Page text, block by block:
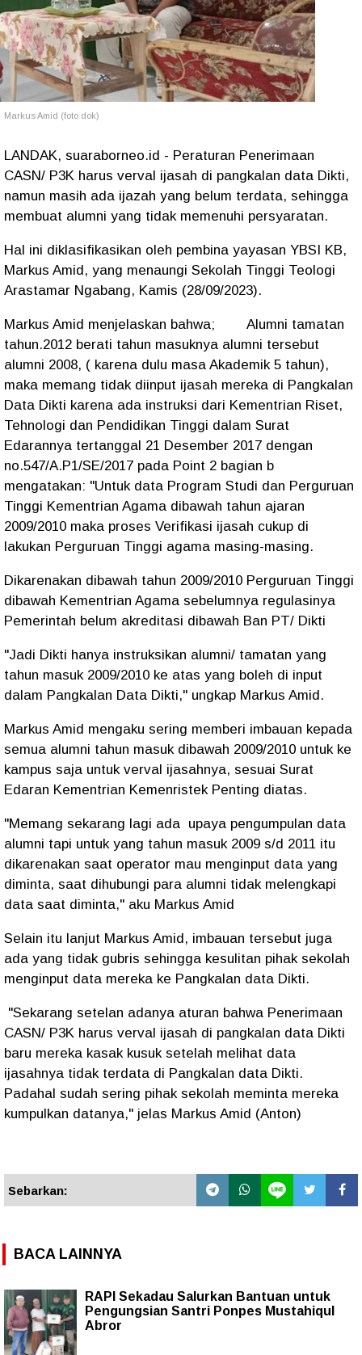
Markus Amid (foto dok)
LANDAK, suaraborneo.id - Peraturan Penerimaan
CASN/ P3K harus verval ijasah di pangkalan data Dikti,
namun masih ada ijazah yang belum terdata, sehingga
membuat alumni yang tidak memenuhi persyaratan.
Hal ini diklasifikasikan oleh pembina yayasan YBSI KB,
Markus Amid, yang menaungi Sekolah Tinggi Teologi
Arastamar Ngabang, Kamis (28/09/2023).
Markus Amid menjelaskan bahwa; Alumni tamatan
tahun.2012 berati tahun masuknya alumni tersebut
alumni 2008, ( karena dulu masa Akademik 5 tahun),
maka memang tidak diinput ijasah mereka di Pangkalan
Data Dikti karena ada instruksi dari Kementrian Riset,
Tehnologi dan Pendidikan Tinggi dalam Surat
Edarannya tertanggal 21 Desember 2017 dengan
no.547/A.P1/SE/2017 pada Point 2 bagian b
mengatakan: "Untuk data Program Studi dan Perguruan
Tinggi Kementrian Agama dibawah tahun ajaran
2009/2010 maka proses Verifikasi ijasah cukup di
lakukan Perguruan Tinggi agama masing-masing.
Dikarenakan dibawah tahun 2009/2010 Perguruan Tinggi
dibawah Kementrian Agama sebelumnya regulasinya
Pemerintah belum akreditasi dibawah Ban PT/ Dikti
"Jadi Dikti hanya instruksikan alumni/ tamatan yang
tahun masuk 2009/2010 ke atas yang boleh di input
dalam Pangkalan Data Dikti," ungkap Markus Amid.
Markus Amid mengaku sering memberi imbauan kepada
semua alumni tahun masuk dibawah 2009/2010 untuk ke
kampus saja untuk verval ijasahnya, sesuai Surat
Edaran Kementrian Kemenristek Penting diatas.
"Memang sekarang lagi ada upaya pengumpulan data
alumni tapi untuk yang tahun masuk 2009 s/d 2011 itu
dikarenakan saat operator mau menginput data yang
diminta, saat dihubungi para alumni tidak melengkapi
data saat diminta," aku Markus Amid
Selain itu lanjut Markus Amid, imbauan tersebut juga
ada yang tidak gubris sehingga kesulitan pihak sekolah
menginput data mereka ke Pangkalan data Dikti.
"Sekarang setelan adanya aturan bahwa Penerimaan
CASN/ P3K harus verval ijasah di pangkalan data Dikti
baru mereka kasak kusuk setelah melihat data
ijasahnya tidak terdata di Pangkalan data Dikti.
Padahal sudah sering pihak sekolah meminta mereka
kumpulkan datanya," jelas Markus Amid (Anton)
Sebarkan:
BACA LAINNYA
RAPI Sekadau Salurkan Bantuan untuk
Pengungsian Santri Ponpes Mustahiqul
Abror